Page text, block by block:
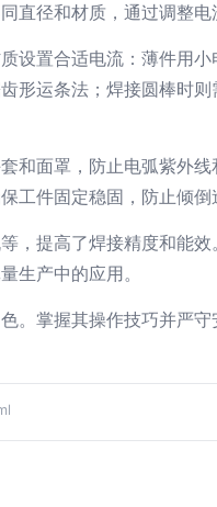
径和材质，通过调整电
设置合适电流：薄件用
形运条法；焊接圆棒时
和面罩，防止电弧紫外
工件固定稳固，防止倾倒
，提高了焊接精度和能
生产中的应用。
。掌握其操作技巧并严